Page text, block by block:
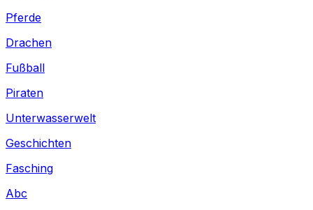
Pferde
Drachen
Fußball
Piraten
Unterwasserwelt
Geschichten
Fasching
Abc